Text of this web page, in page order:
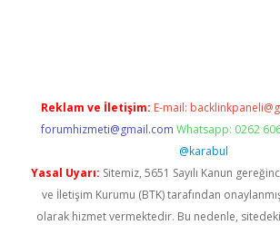
Reklam ve İletişim: E-mail:
forumhizmeti@gmail.com Whatsapp: 0262
@karabul
Yasal Uyarı: Sitemiz, 5651 Sayılı Kanun
ve İletişim Kurumu (BTK) tarafından
olarak hizmet vermektedir. Bu nedenle,